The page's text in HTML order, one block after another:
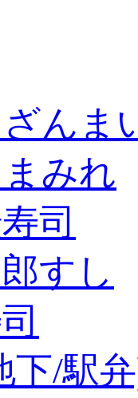
んま
みれ
司
すし
下/駅